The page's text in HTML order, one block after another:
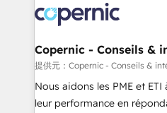
lasts. So if you're ready to become the most trusted
voice in your market, let’s
worldwide, and with over 15
Huble has built a track
One company, one
across offices and
Canada, Germany, France,
South Africa. Certified compliant with ISO/IEC
Copernic - Conseils &
提供元：Copernic - Conseils &
Nous aidons les PME et
leur performance en